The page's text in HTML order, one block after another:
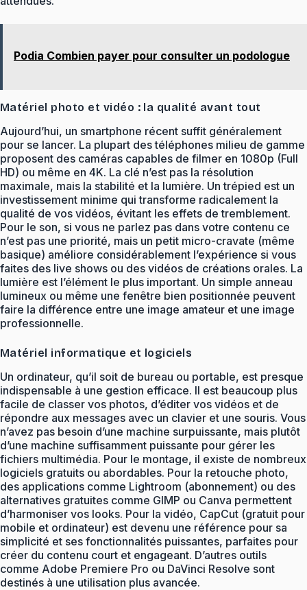
Podia Combien payer pour consulter un podologue
Matériel photo et vidéo : la qualité avant tout
Aujourd’hui, un smartphone récent suffit généralement
pour se lancer. La plupart des téléphones milieu de gamme
proposent des caméras capables de filmer en 1080p (Full
HD) ou même en 4K. La clé n’est pas la résolution
maximale, mais la stabilité et la lumière. Un trépied est un
investissement minime qui transforme radicalement la
qualité de vos vidéos, évitant les effets de tremblement.
Pour le son, si vous ne parlez pas dans votre contenu ce
n’est pas une priorité, mais un petit micro-cravate (même
basique) améliore considérablement l’expérience si vous
faites des live shows ou des vidéos de créations orales. La
lumière est l’élément le plus important. Un simple anneau
lumineux ou même une fenêtre bien positionnée peuvent
faire la différence entre une image amateur et une image
professionnelle.
Matériel informatique et logiciels
Un ordinateur, qu’il soit de bureau ou portable, est presque
indispensable à une gestion efficace. Il est beaucoup plus
facile de classer vos photos, d’éditer vos vidéos et de
répondre aux messages avec un clavier et une souris. Vous
n’avez pas besoin d’une machine surpuissante, mais plutôt
d’une machine suffisamment puissante pour gérer les
fichiers multimédia. Pour le montage, il existe de nombreux
logiciels gratuits ou abordables. Pour la retouche photo,
des applications comme Lightroom (abonnement) ou des
alternatives gratuites comme GIMP ou Canva permettent
d’harmoniser vos looks. Pour la vidéo, CapCut (gratuit pour
mobile et ordinateur) est devenu une référence pour sa
simplicité et ses fonctionnalités puissantes, parfaites pour
créer du contenu court et engageant. D’autres outils
comme Adobe Premiere Pro ou DaVinci Resolve sont
destinés à une utilisation plus avancée.